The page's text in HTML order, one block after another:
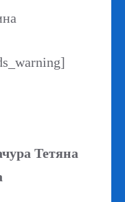
Тетяна